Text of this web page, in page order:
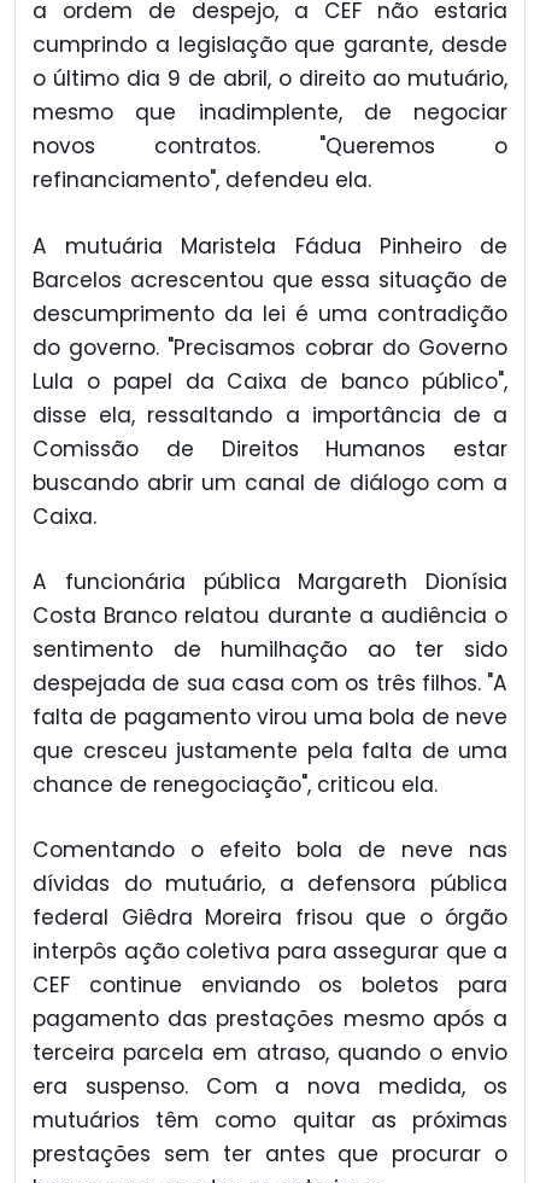
a ordem de despejo, a CEF não estaria
cumprindo a legislação que garante, desde
o último dia 9 de abril, o direito ao mutuário,
mesmo que inadimplente, de negociar
novos contratos. "Queremos o
refinanciamento", defendeu ela.
A mutuária Maristela Fádua Pinheiro de
Barcelos acrescentou que essa situação de
descumprimento da lei é uma contradição
do governo. "Precisamos cobrar do Governo
Lula o papel da Caixa de banco público",
disse ela, ressaltando a importância de a
Comissão de Direitos Humanos estar
buscando abrir um canal de diálogo com a
Caixa.
A funcionária pública Margareth Dionísia
Costa Branco relatou durante a audiência o
sentimento de humilhação ao ter sido
despejada de sua casa com os três filhos. "A
falta de pagamento virou uma bola de neve
que cresceu justamente pela falta de uma
chance de renegociação", criticou ela.
Comentando o efeito bola de neve nas
dívidas do mutuário, a defensora pública
federal Giêdra Moreira frisou que o órgão
interpôs ação coletiva para assegurar que a
CEF continue enviando os boletos para
pagamento das prestações mesmo após a
terceira parcela em atraso, quando o envio
era suspenso. Com a nova medida, os
mutuários têm como quitar as próximas
prestações sem ter antes que procurar o